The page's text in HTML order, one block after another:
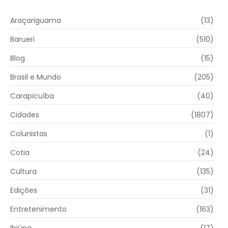
Araçariguama
(13)
Barueri
(510)
Blog
(15)
Brasil e Mundo
(205)
Carapicuíba
(40)
Cidades
(1807)
Colunistas
(1)
Cotia
(24)
Cultura
(135)
Edições
(31)
Entretenimento
(163)